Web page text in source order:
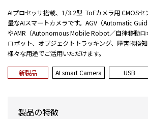
AIプロセッサ搭載、1/3.2型 ToFカメラ用 CMOS
量なAIスマートカメラです。AGV（Automatic
やAMR（Autonomous Mobile Robot／自律移動ロ
ロボット、オブジェクトトラッキング、障害物検
様々な用途でご活用いただけます。
新製品 AI smart Camera USB
製品の特徴